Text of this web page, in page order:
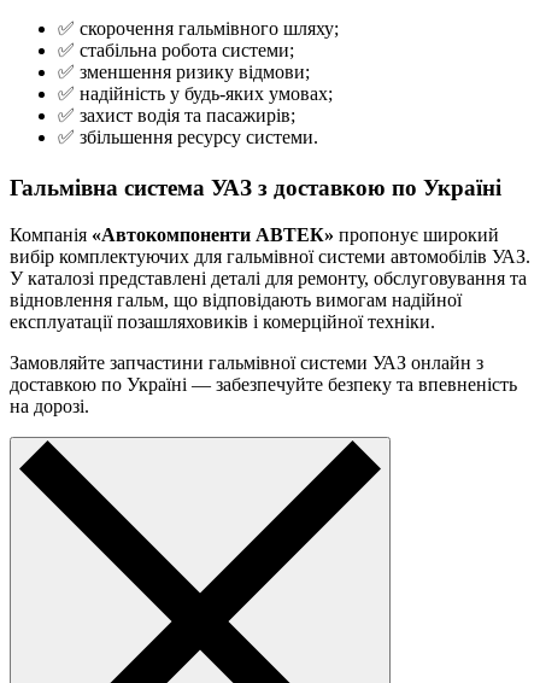
✅ скорочення гальмівного шляху;
✅ стабільна робота системи;
✅ зменшення ризику відмови;
✅ надійність у будь-яких умовах;
✅ захист водія та пасажирів;
✅ збільшення ресурсу системи.
Гальмівна система УАЗ з доставкою по Україні
Компанія «Автокомпоненти АВТЕК» пропонує широкий
вибір комплектуючих для гальмівної системи автомобілів УАЗ.
У каталозі представлені деталі для ремонту, обслуговування та
відновлення гальм, що відповідають вимогам надійної
експлуатації позашляховиків і комерційної техніки.
Замовляйте запчастини гальмівної системи УАЗ онлайн з
доставкою по Україні — забезпечуйте безпеку та впевненість
на дорозі.